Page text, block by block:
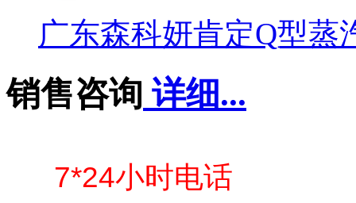
广东森科妍肯定Q型蒸
销售咨询 详细...
7*24小时电话